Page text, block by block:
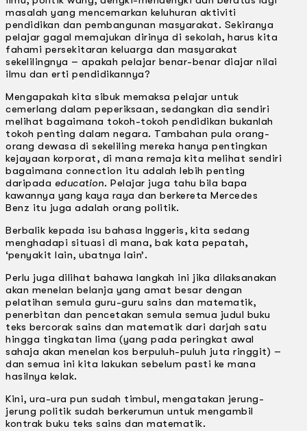
masalah yang mencemarkan keluhuran aktiviti
pendidikan dan pembangunan masyarakat. Sekiranya
pelajar gagal memajukan dirinya di sekolah, harus kita
fahami persekitaran keluarga dan masyarakat
sekelilingnya – apakah pelajar benar-benar diajar nilai
ilmu dan erti pendidikannya?
Mengapakah kita sibuk memaksa pelajar untuk
cemerlang dalam peperiksaan, sedangkan dia sendiri
melihat bagaimana tokoh-tokoh pendidikan bukanlah
tokoh penting dalam negara. Tambahan pula orang-
orang dewasa di sekeliling mereka hanya pentingkan
kejayaan korporat, di mana remaja kita melihat sendiri
bagaimana connection itu adalah lebih penting
daripada education. Pelajar juga tahu bila bapa
kawannya yang kaya raya dan berkereta Mercedes
Benz itu juga adalah orang politik.
Berbalik kepada isu bahasa lnggeris, kita sedang
menghadapi situasi di mana, bak kata pepatah,
‘penyakit lain, ubatnya lain’.
Perlu juga dilihat bahawa langkah ini jika dilaksanakan
akan menelan belanja yang amat besar dengan
pelatihan semula guru-guru sains dan matematik,
penerbitan dan pencetakan semula semua judul buku
teks bercorak sains dan matematik dari darjah satu
hingga tingkatan lima (yang pada peringkat awal
sahaja akan menelan kos berpuluh-puluh juta ringgit) –
dan semua ini kita lakukan sebelum pasti ke mana
hasilnya kelak.
Kini, ura-ura pun sudah timbul, mengatakan jerung-
jerung politik sudah berkerumun untuk mengambil
kontrak buku teks sains dan matematik.